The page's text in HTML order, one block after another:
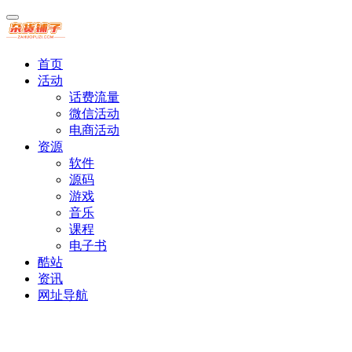
首页
活动
话费流量
微信活动
电商活动
资源
软件
源码
游戏
音乐
课程
电子书
酷站
资讯
网址导航